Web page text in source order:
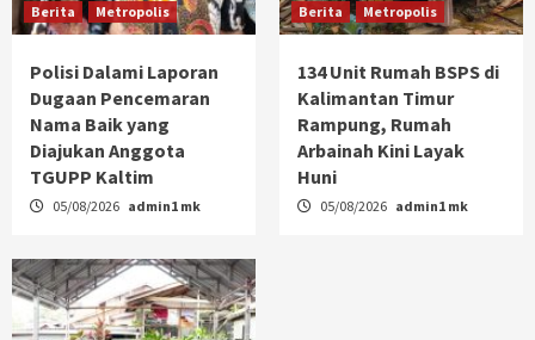
Berita Metropolis
Polisi Dalami Laporan
Dugaan Pencemaran
Nama Baik yang
Diajukan Anggota
TGUPP Kaltim
05/08/2026 admin1 mk
Berita Metropolis
134 Unit Rumah BSPS di
Kalimantan Timur
Rampung, Rumah
Arbainah Kini Layak
Huni
05/08/2026 admin1 mk